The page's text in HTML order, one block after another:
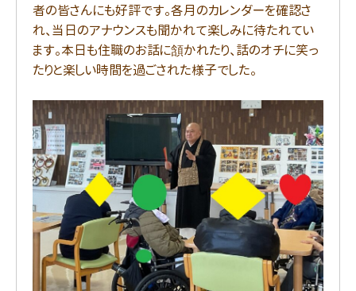
者の皆さんにも好評です。各月のカレンダーを確認さ
れ、当日のアナウンスも聞かれて楽しみに待たれてい
ます。本日も住職のお話に頷かれたり、話のオチに笑っ
たりと楽しい時間を過ごされた様子でした。